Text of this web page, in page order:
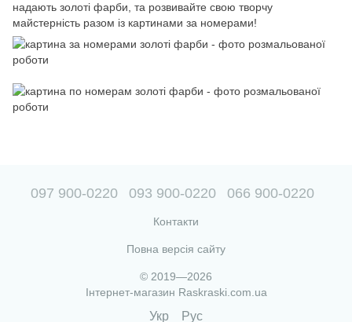
надають золоті фарби, та розвивайте свою творчу
майстерність разом із картинами за номерами!
097 900-0220 093 900-0220 066 900-0220
Контакти
Повна версія сайту
© 2019—2026
Інтернет-магазин Raskraski.com.ua
Укр Рус